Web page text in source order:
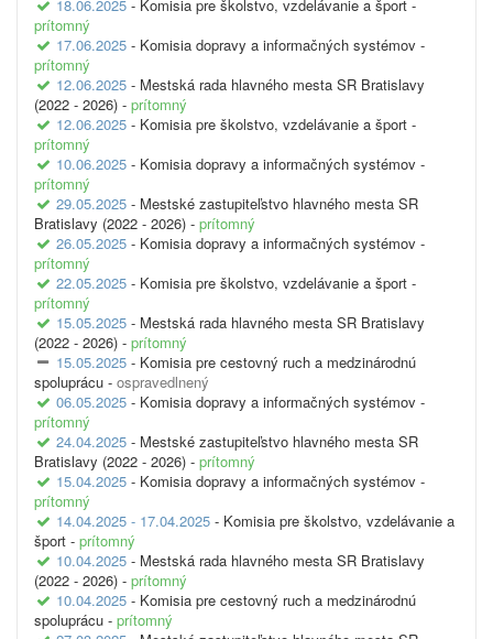
18.06.2025 - Komisia pre školstvo, vzdelávanie a šport -
prítomný
17.06.2025 - Komisia dopravy a informačných systémov -
prítomný
12.06.2025 - Mestská rada hlavného mesta SR Bratislavy
(2022 - 2026) - prítomný
12.06.2025 - Komisia pre školstvo, vzdelávanie a šport -
prítomný
10.06.2025 - Komisia dopravy a informačných systémov -
prítomný
29.05.2025 - Mestské zastupiteľstvo hlavného mesta SR
Bratislavy (2022 - 2026) - prítomný
26.05.2025 - Komisia dopravy a informačných systémov -
prítomný
22.05.2025 - Komisia pre školstvo, vzdelávanie a šport -
prítomný
15.05.2025 - Mestská rada hlavného mesta SR Bratislavy
(2022 - 2026) - prítomný
15.05.2025 - Komisia pre cestovný ruch a medzinárodnú
spoluprácu - ospravedlnený
06.05.2025 - Komisia dopravy a informačných systémov -
prítomný
24.04.2025 - Mestské zastupiteľstvo hlavného mesta SR
Bratislavy (2022 - 2026) - prítomný
15.04.2025 - Komisia dopravy a informačných systémov -
prítomný
14.04.2025 - 17.04.2025 - Komisia pre školstvo, vzdelávanie a
šport - prítomný
10.04.2025 - Mestská rada hlavného mesta SR Bratislavy
(2022 - 2026) - prítomný
10.04.2025 - Komisia pre cestovný ruch a medzinárodnú
spoluprácu - prítomný